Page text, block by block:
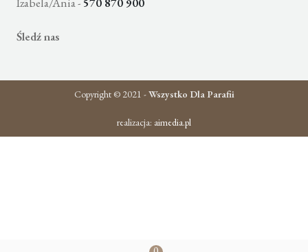
Śledź nas
Copyright © 2021 -Wszystko Dla Parafii
realizacja: aimedia.pl